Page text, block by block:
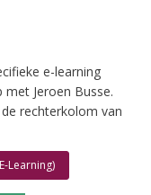
e-learning
Jeroen Busse.
rechterkolom van
Learning)